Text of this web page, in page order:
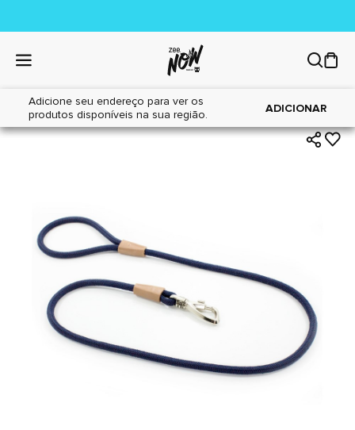
Adicione seu endereço para ver os
produtos disponíveis na sua região.
ADICIONAR
Home|Cães|Acessórios